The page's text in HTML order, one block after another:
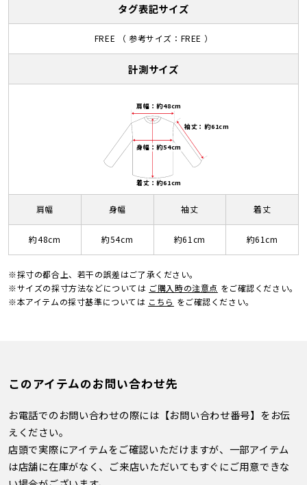
タグ表記サイズ
FREE （ 参考サイズ：FREE ）
計測サイズ
肩幅：約48cm
身幅：約54cm
袖丈：約61cm
着丈：約61cm
肩幅
約48cm
身幅
約54cm
袖丈
約61cm
着丈
約61cm
※採寸の都合上、若干の誤差はご了承ください。
※サイズの採寸方法などについては ご購入時の注意点 をご確認ください。
※本アイテムの採寸基準については こちら をご確認ください。
このアイテムのお問い合わせ先
お電話でのお問い合わせの際には【お問い合わせ番号】をお伝
えください。
店頭で実際にアイテムをご確認いただけますが、一部アイテム
は店舗に在庫がなく、ご来店いただいてもすぐにご用意できな